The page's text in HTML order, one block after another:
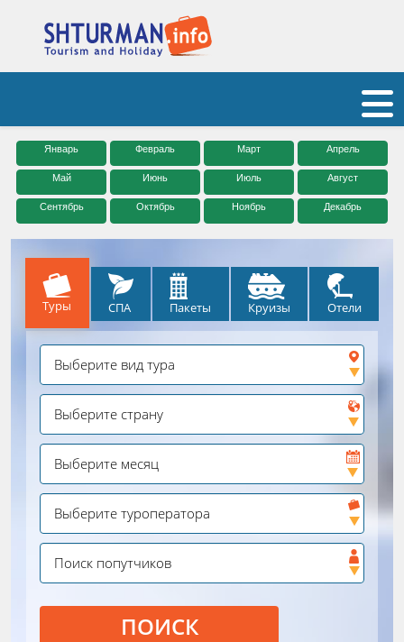
Январь Февраль Март Апрель
Май Июнь Июль Август
Сентябрь Октябрь Ноябрь Декабрь
Туры СПА Пакеты Круизы Отели
ПОИСК